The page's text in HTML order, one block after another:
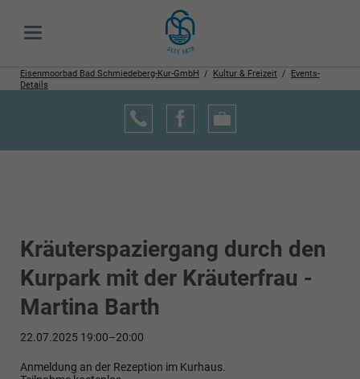
Eisenmoorbad Bad Schmiedeberg-Kur-GmbH Kultur & Freizeit
Events-
Details
Kräuterspaziergang durch den
Kurpark mit der Kräuterfrau -
Martina Barth
22.07.2025 19:00–20:00
Anmeldung an der Rezeption im Kurhaus.